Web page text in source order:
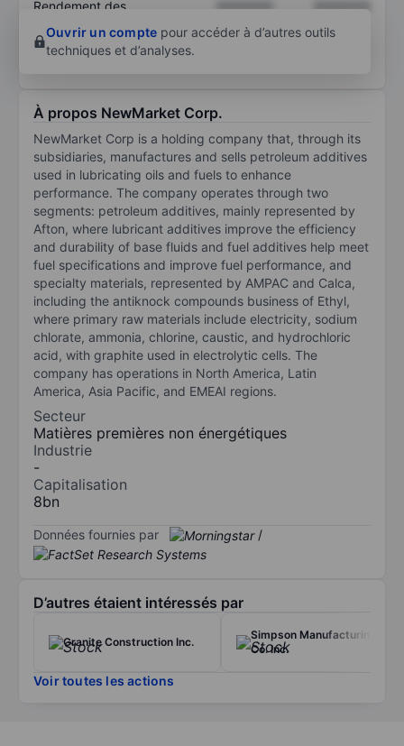
Rendement des
XXXXXXX
XXXXXXX
Ouvrir un compte pour accéder à d’autres outils
techniques et d’analyses.
À propos NewMarket Corp.
NewMarket Corp is a holding company that, through its
subsidiaries, manufactures and sells petroleum additives
used in lubricating oils and fuels to enhance
performance. The company operates through two
segments: petroleum additives, mainly represented by
Afton, where lubricant additives improve the efficiency
and durability of base fluids and fuel additives help meet
fuel specifications and improve fuel performance, and
specialty materials, represented by AMPAC and Calca,
including the antiknock compounds business of Ethyl,
where primary raw materials include electricity, sodium
chlorate, ammonia, chlorine, caustic, and hydrochloric
acid, with graphite used in electrolytic cells. The
company has operations in North America, Latin
America, Asia Pacific, and EMEAI regions.
Secteur
Matières premières non énergétiques
Industrie
-
Capitalisation
8bn
Données fournies par /
D’autres étaient intéressés par
Granite Construction Inc.
Simpson Manufacturing
Co. Inc.
Voir toutes les actions